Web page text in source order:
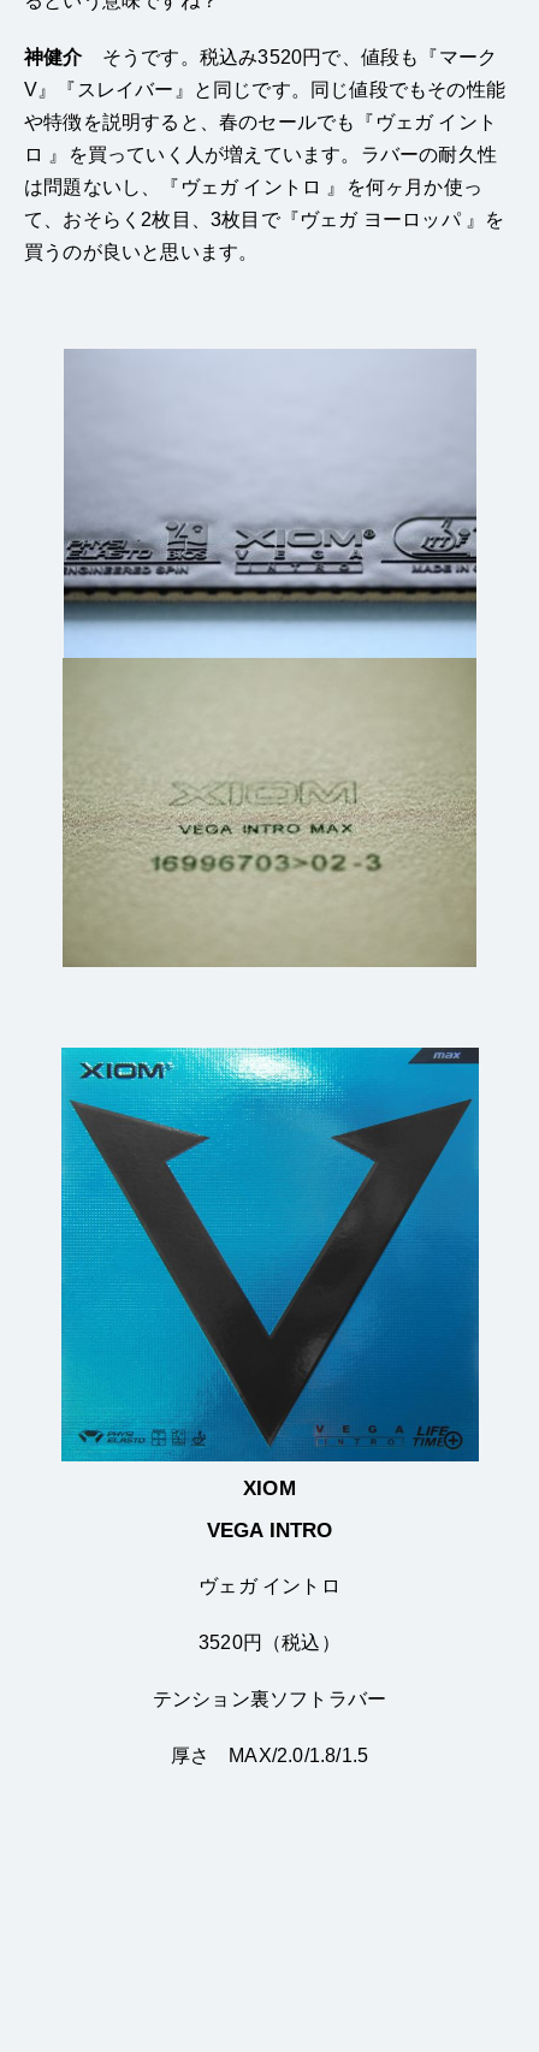
神健介そうです。税込み3520円で、値段も『マーク
V』『スレイバー』と同じです。同じ値段でもその性能
や特徴を説明すると、春のセールでも『ヴェガ イント
ロ 』を買っていく人が増えています。ラバーの耐久性
は問題ないし、『ヴェガ イントロ 』を何ヶ月か使っ
て、おそらく2枚目、3枚目で『ヴェガ ヨーロッパ 』を
買うのが良いと思います。
XIOM
VEGA INTRO
ヴェガ イントロ
3520円（税込）
テンション裏ソフトラバー
厚さ MAX/2.0/1.8/1.5